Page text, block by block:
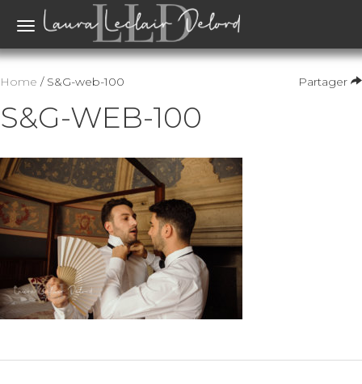
Toggle
Partager
Home / S&G-web-100
S&G-WEB-100